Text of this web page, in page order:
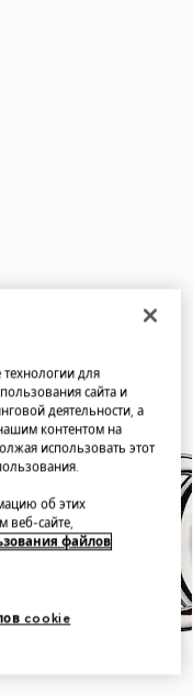
для
сайта и
деятельности, а
контентом на
использовать этот
об этих
веб-сайте,
файлов
cookie